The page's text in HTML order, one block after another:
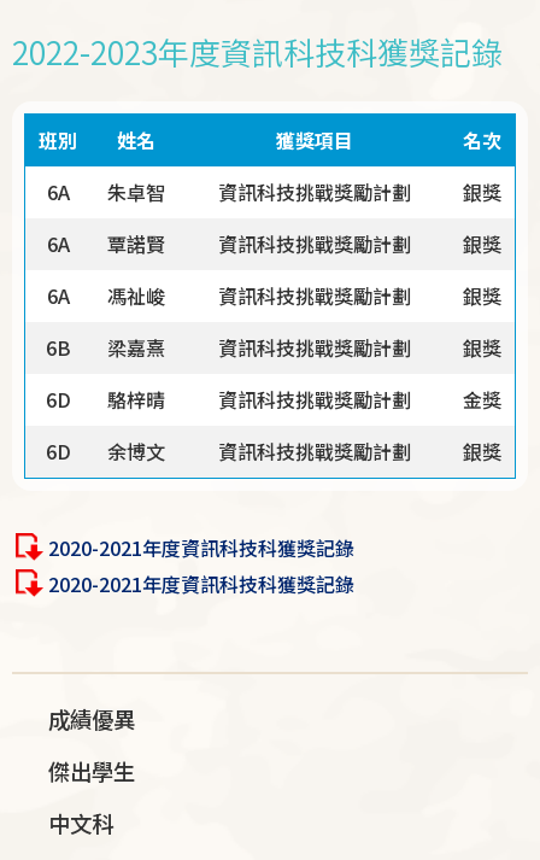
2022-2023年度資訊科技科獲獎記錄
班別 姓名 獲獎項目
名次
6A
朱卓智 資訊科技挑戰獎勵計劃
銀獎
6A
覃諾賢 資訊科技挑戰獎勵計劃
銀獎
6A
馮祉峻 資訊科技挑戰獎勵計劃
銀獎
6B
梁嘉熹 資訊科技挑戰獎勵計劃
銀獎
6D
駱梓晴 資訊科技挑戰獎勵計劃
金獎
6D
余博文 資訊科技挑戰獎勵計劃 銀獎
2020-2021年度資訊科技科獲獎記錄
2020-2021年度資訊科技科獲獎記錄
navigation
成績優異
傑出學生
中文科